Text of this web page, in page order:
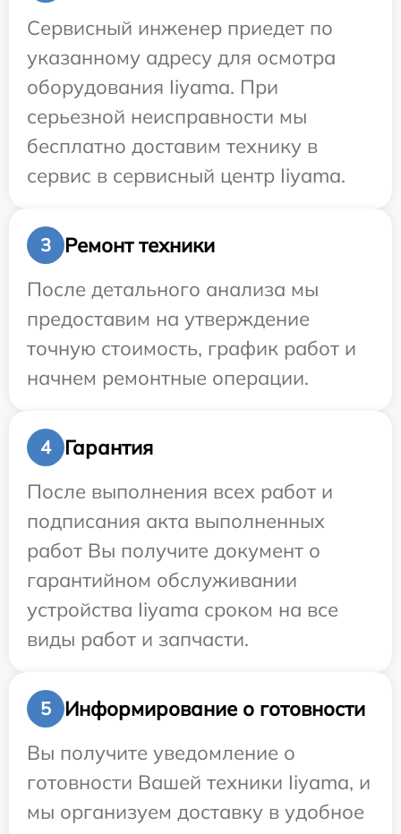
Сервисный инженер приедет по
указанному адресу для осмотра
оборудования Iiyama. При
серьезной неисправности мы
бесплатно доставим технику в
сервис в сервисный центр Iiyama.
3
Ремонт техники
После детального анализа мы
предоставим на утверждение
точную стоимость, график работ и
начнем ремонтные операции.
4
Гарантия
После выполнения всех работ и
подписания акта выполненных
работ Вы получите документ о
гарантийном обслуживании
устройства Iiyama сроком на все
виды работ и запчасти.
5
Информирование о готовности
Вы получите уведомление о
готовности Вашей техники Iiyama, и
мы организуем доставку в удобное